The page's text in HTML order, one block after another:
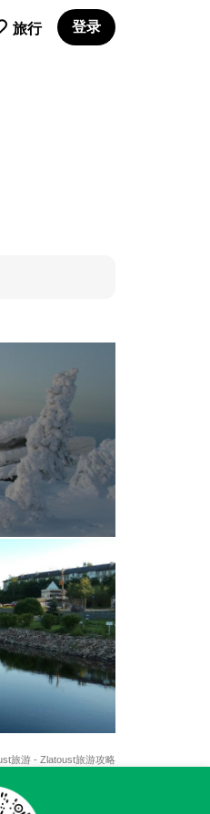
旅行 登录
旅游 - Zlatoust旅游攻略